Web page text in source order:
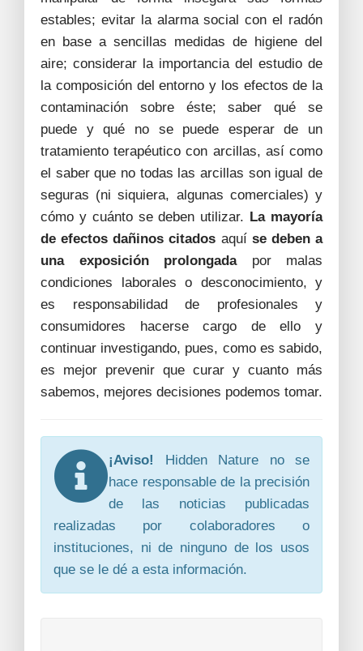
estables; evitar la alarma social con el radón
en base a sencillas medidas de higiene del
aire; considerar la importancia del estudio de
la composición del entorno y los efectos de la
contaminación sobre éste; saber qué se
puede y qué no se puede esperar de un
tratamiento terapéutico con arcillas, así como
el saber que no todas las arcillas son igual de
seguras (ni siquiera, algunas comerciales) y
cómo y cuánto se deben utilizar. La mayoría
de efectos dañinos citados aquí se deben a
una exposición prolongadapor malas
condiciones laborales o desconocimiento, y
es responsabilidad de profesionales y
consumidores hacerse cargo de ello y
continuar investigando, pues, como es sabido,
es mejor prevenir que curar y cuanto más
sabemos, mejores decisiones podemos tomar.
¡Aviso!
Hidden Nature no se
hace responsable de la precisión
de las noticias publicadas
realizadas por colaboradores o
instituciones, ni de ninguno de los usos
que se le dé a esta información.